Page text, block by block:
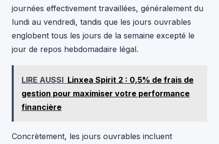
journées effectivement travaillées, généralement du
lundi au vendredi, tandis que les jours ouvrables
englobent tous les jours de la semaine excepté le
jour de repos hebdomadaire légal.
LIRE AUSSI Linxea Spirit 2 : 0,5% de frais de
gestion pour maximiser votre performance
financière
Concrètement, les jours ouvrables incluent